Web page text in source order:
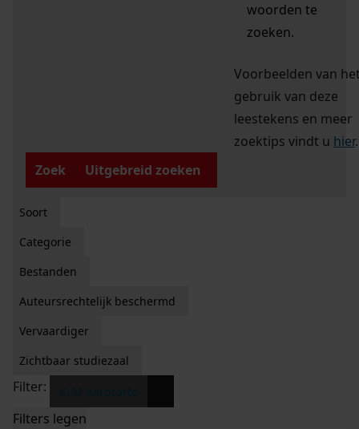
woorden te
zoeken.
Voorbeelden van
gebruik van deze
leestekens en meer
zoektips vindt u hier.
Zoek
Uitgebreid zoeken
Soort
Categorie
Bestanden
Auteursrechtelijk beschermd
Vervaardiger
Zichtbaar studiezaal
Filter:
Filters legen